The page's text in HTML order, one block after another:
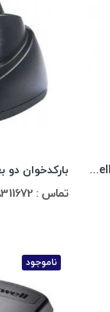
بارکدخوان دو بعدی Honeywell Voyager 1450g-2D
تماس : 02188311672-02188491013
ناموجود